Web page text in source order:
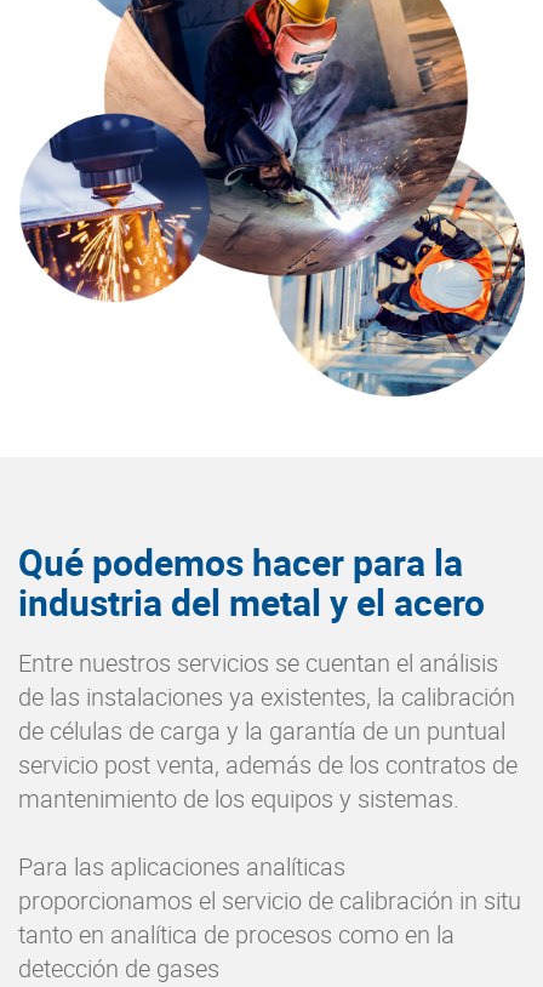
Qué podemos hacer para la
industria del metal y el acero
Entre nuestros servicios se cuentan el análisis
de las instalaciones ya existentes, la calibración
de células de carga y la garantía de un puntual
servicio post venta, además de los contratos de
mantenimiento de los equipos y sistemas.
Para las aplicaciones analíticas
proporcionamos el servicio de calibración in situ
tanto en analítica de procesos como en la
detección de gases